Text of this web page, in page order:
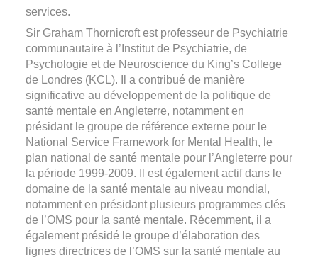
services.
Sir Graham Thornicroft est professeur de Psychiatrie
communautaire à l’Institut de Psychiatrie, de
Psychologie et de Neuroscience du King’s College
de Londres (KCL). Il a contribué de manière
significative au développement de la politique de
santé mentale en Angleterre, notamment en
présidant le groupe de référence externe pour le
National Service Framework for Mental Health, le
plan national de santé mentale pour l’Angleterre pour
la période 1999-2009. Il est également actif dans le
domaine de la santé mentale au niveau mondial,
notamment en présidant plusieurs programmes clés
de l’OMS pour la santé mentale. Récemment, il a
également présidé le groupe d’élaboration des
lignes directrices de l’OMS sur la santé mentale au